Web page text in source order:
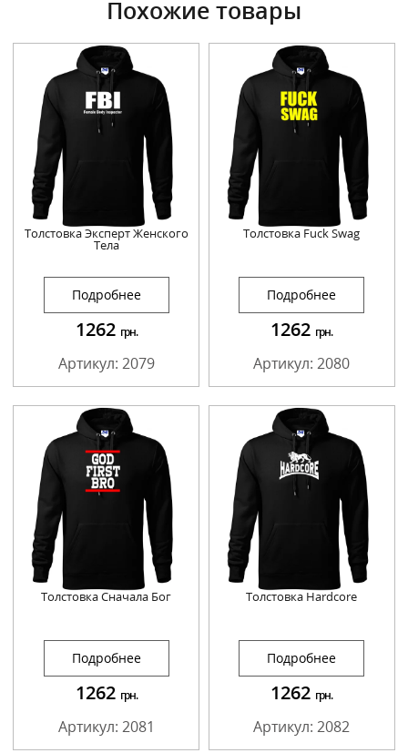
Похожие товары
Толстовка Эксперт Женского
Тела
Подробнее
1262 грн.
Артикул: 2079
Толстовка Fuck Swag
Подробнее
1262 грн.
Артикул: 2080
Толстовка Сначала Бог
Подробнее
1262 грн.
Артикул: 2081
Толстовка Hardcore
Подробнее
1262 грн.
Артикул: 2082